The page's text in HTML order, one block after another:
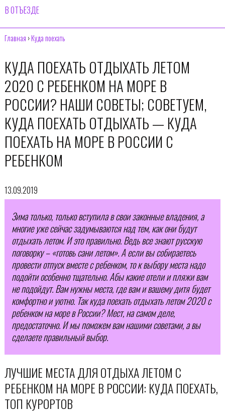
В ОТЪЕЗДЕ
Главная ›Куда поехать
КУДА ПОЕХАТЬ ОТДЫХАТЬ ЛЕТОМ
2020 С РЕБЕНКОМ НА МОРЕ В
РОССИИ? НАШИ СОВЕТЫ; СОВЕТУЕМ,
КУДА ПОЕХАТЬ ОТДЫХАТЬ — КУДА
ПОЕХАТЬ НА МОРЕ В РОССИИ С
РЕБЕНКОМ
13.09.2019
Зима только, только вступила в свои законные владения, а
многие уже сейчас задумываются над тем, как они будут
отдыхать летом. И это правильно. Ведь все знают русскую
поговорку – «готовь сани летом». А если вы собираетесь
провести отпуск вместе с ребенком, то к выбору места надо
подойти особенно тщательно. Абы какие отели и пляжи вам
не подойдут. Вам нужны места, где вам и вашему дитя будет
комфортно и уютно. Так куда поехать отдыхать летом 2020 с
ребенком на море в России? Мест, на самом деле,
предостаточно. И мы поможем вам нашими советами, а вы
сделаете правильный выбор.
ЛУЧШИЕ МЕСТА ДЛЯ ОТДЫХА ЛЕТОМ С
РЕБЕНКОМ НА МОРЕ В РОССИИ: КУДА ПОЕХАТЬ,
ТОП КУРОРТОВ